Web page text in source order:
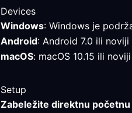
Devices
Windows: Windows je
Android: Android 7.0 ili
macOS: macOS 10.15 ili
Setup
Zabeležite direktnu